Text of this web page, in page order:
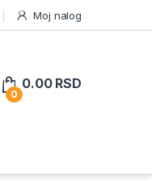
Moj nalog
0
0.00 RSD